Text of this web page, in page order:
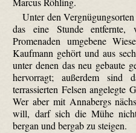
Unter den
das eine Stunde entfernte,
Promenaden umgebene
Kaufmann gehört und aus
unter denen das neu gebaute
hervorragt; außerdem sind
terrassierten Felsen angelegte
Wer aber mit Annabergs
will, darf sich die Mühe nicht
bergan und bergab zu steigen.